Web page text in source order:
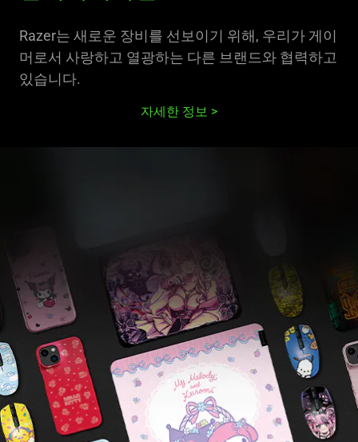
이
밍
체
가
방
등
Razer는 새로운 장비를 선보이기 위해, 우리가 게이
머로서 사랑하고 열광하는 다른 브랜드와 협력하고
있습니다.
자세한 정보